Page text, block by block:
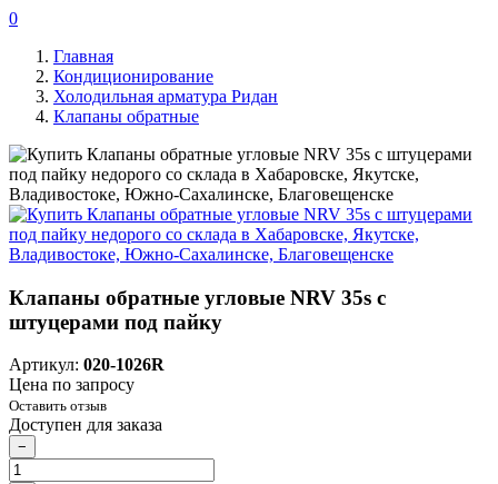
0
Главная
Кондиционирование
Холодильная арматура Ридан
Клапаны обратные
Клапаны обратные угловые NRV 35s с
штуцерами под пайку
Артикул: 020-1026R
Цена по запросу
Оставить отзыв
Доступен для заказа
−